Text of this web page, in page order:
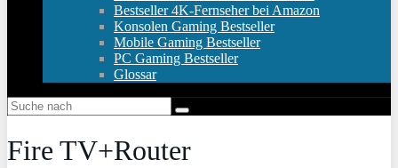
Bestseller 4K-Fernseher bei Amazon
Konsolen Gaming Bestseller
Mobile Gaming Bestseller
PC Gaming Bestseller
Glossar
Fire TV+Router